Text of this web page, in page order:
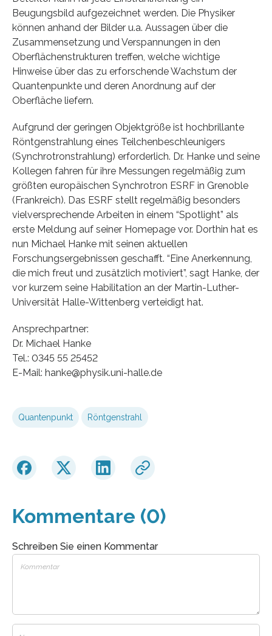
Beugungsbild aufgezeichnet werden. Die Physiker
können anhand der Bilder u.a. Aussagen über die
Zusammensetzung und Verspannungen in den
Oberflächenstrukturen treffen, welche wichtige
Hinweise über das zu erforschende Wachstum der
Quantenpunkte und deren Anordnung auf der
Oberfläche liefern.
Aufgrund der geringen Objektgröße ist hochbrillante
Röntgenstrahlung eines Teilchenbeschleunigers
(Synchrotronstrahlung) erforderlich. Dr. Hanke und seine
Kollegen fahren für ihre Messungen regelmäßig zum
größten europäischen Synchrotron ESRF in Grenoble
(Frankreich). Das ESRF stellt regelmäßig besonders
vielversprechende Arbeiten in einem “Spotlight” als
erste Meldung auf seiner Homepage vor. Dorthin hat es
nun Michael Hanke mit seinen aktuellen
Forschungsergebnissen geschafft. “Eine Anerkennung,
die mich freut und zusätzlich motiviert”, sagt Hanke, der
vor kurzem seine Habilitation an der Martin-Luther-
Universität Halle-Wittenberg verteidigt hat.
Ansprechpartner:
Dr. Michael Hanke
Tel.: 0345 55 25452
E-Mail: hanke@physik.uni-halle.de
Quantenpunkt Röntgenstrahl
Kommentare (0)
Schreiben Sie einen Kommentar